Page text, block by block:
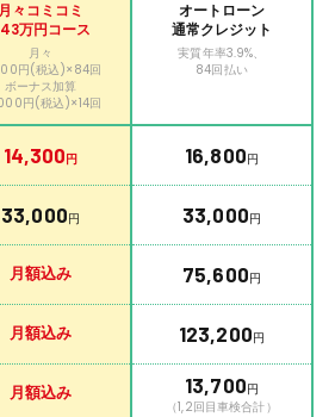
月々コミコミ
万円コース
月々
円(税込)×84回
ボーナス加算
円(税込)×14回
オートローン
通常クレジット
実質年率3.9%、
84回払い
14,300円 16,800円
33,000円 33,000円
月額込み 75,600円
月額込み 123,200円
月額込み 13,700円
（1,2回目車検合計）